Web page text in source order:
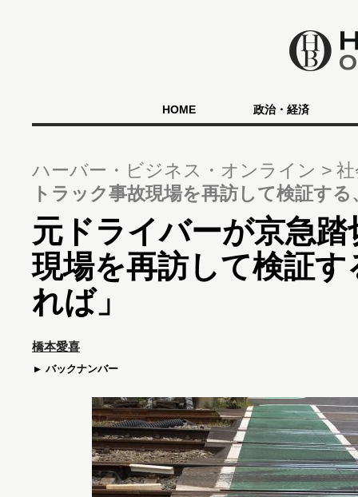
HOME 政治・経済
ハーバー・ビジネス・オンライン
トラック事故現場を再訪して検証す
元ドライバーが京急
現場を再訪して検証
れば」
橋本愛喜
バックナンバー